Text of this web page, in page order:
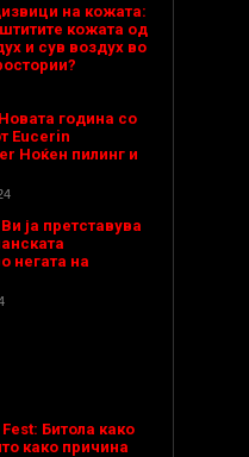
на кожата:
кожата од
и сув воздух во
година со
Eucerin
Ноќен пилинг и
ја претставува
негата на
Битола како
како причина